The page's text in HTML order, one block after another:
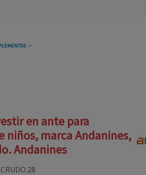
en ante para
niños, marca Andanines,
Andanines